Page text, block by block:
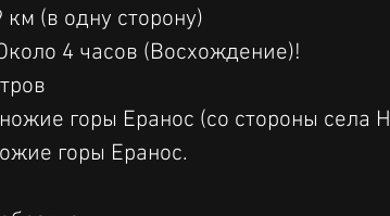
(в одну сторону)
4 часов (Восхождение)!
горы Еранос (со стороны села
горы Еранос.